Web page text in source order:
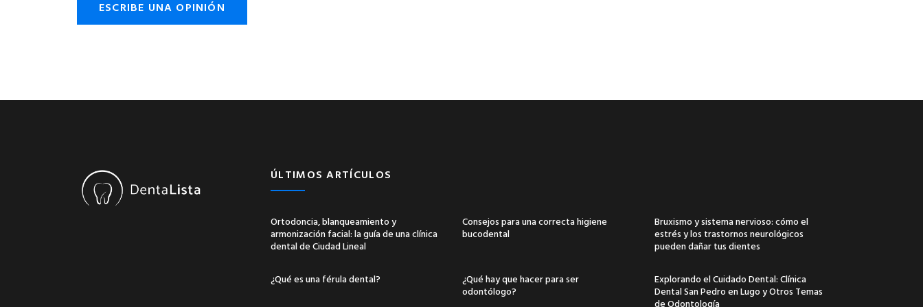
ESCRIBE UNA OPINIÓN
ÚLTIMOS ARTÍCULOS
Ortodoncia, blanqueamiento y
armonización facial: la guía de una clínica
dental de Ciudad Lineal
Consejos para una correcta higiene
bucodental
Bruxismo y sistema nervioso: cómo el
estrés y los trastornos neurológicos
pueden dañar tus dientes
¿Qué es una férula dental?
¿Qué hay que hacer para ser
odontólogo?
Explorando el Cuidado Dental: Clínica
Dental San Pedro en Lugo y Otros Temas
de Odontología